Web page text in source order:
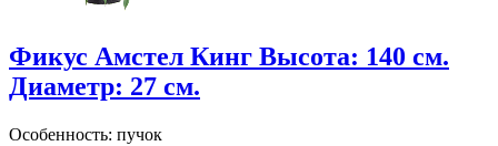
Фикус Амстел Кинг Высота: 140 см.
Диаметр: 27 см.
Особенность: пучок